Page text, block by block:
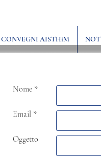
CONVEGNI AISTHiM
Nome *
Email *
Oggetto